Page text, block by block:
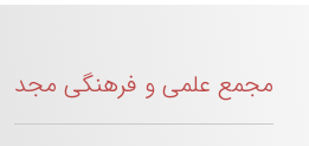
مجمع علمی و فرهنگی مجد